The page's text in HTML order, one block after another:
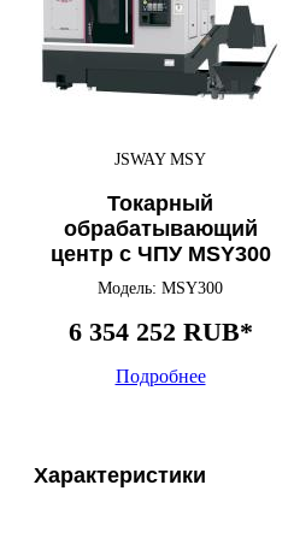
JSWAY MSY
Токарный
обрабатывающий
центр с ЧПУ MSY300
Модель: MSY300
6 354 252 RUB*
Подробнее
Характеристики